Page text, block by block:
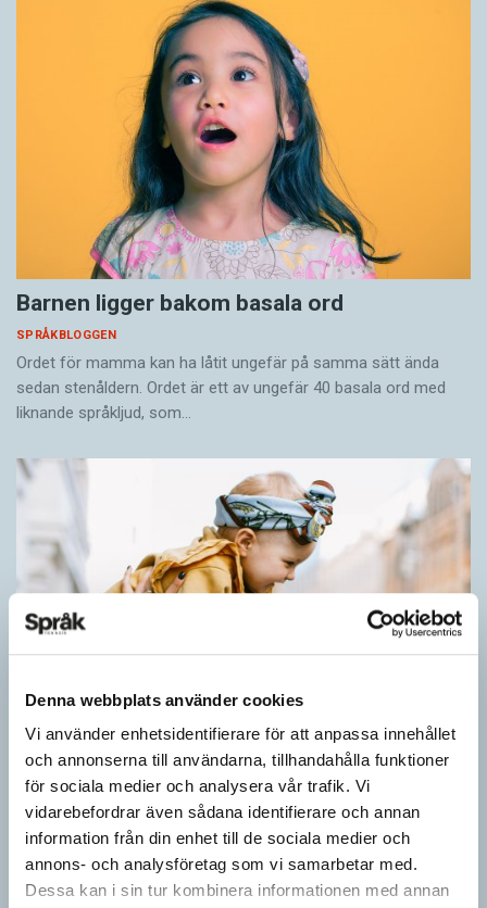
Denna webbplats använder cookies
Vi använder enhetsidentifierare för att anpassa innehållet
och annonserna till användarna, tillhandahålla funktioner
för sociala medier och analysera vår trafik. Vi
vidarebefordrar även sådana identifierare och annan
information från din enhet till de sociala medier och
annons- och analysföretag som vi samarbetar med.
Dessa kan i sin tur kombinera informationen med annan
Barnen ligger bakom basala ord
SPRÅKBLOGGEN
Ordet för mamma kan ha låtit ungefär på samma sätt ända
sedan stenåldern. Ordet är ett av ungefär 40 basala ord med
liknande språkljud, som…
Barn lär sig komplexa satser tidigt
SPRÅKBLOGGEN
Små barn, som ännu inte kan tala, kan redan ha snappat upp
flerordiga fraser. Detta kan också vara skillnaden mellan hur